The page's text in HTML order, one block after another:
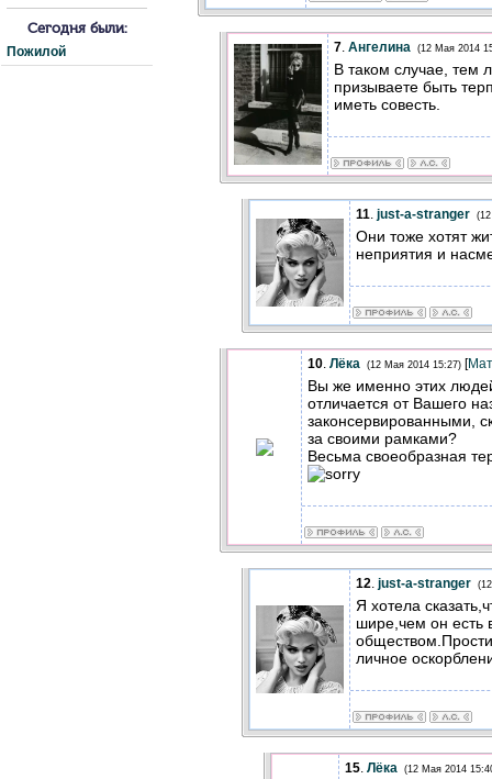
Сегодня были:
Пожилой 7. Ангелина (12 Мая 2014
В таком случае, тем
призываете быть
иметь совесть.
11. just-a-stranger
Они тоже хотят
неприятия и
10. Лёка (12 Мая 2014 15:27) [
Вы же именно этих
отличается от Вашего
законсервированными,
за своими рамками?
Весьма своеобразная
12. just-a-stranger
Я хотела
шире,чем он есть
личное
15. Лёка (12 Мая 2014